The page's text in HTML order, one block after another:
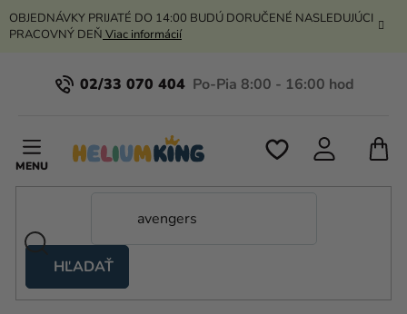
Prejsť
na
OBJEDNÁVKY PRIJATÉ DO 14:00 BUDÚ DORUČENÉ NASLEDUJÚCI
PRACOVNÝ DEŇ Viac informácií
02/33 070 404
HĽADAŤ
stany